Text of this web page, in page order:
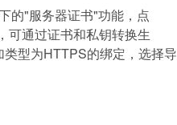
的"服务器证书"功能，点
可通过证书和私钥转换生
型为HTTPS的绑定，选择导